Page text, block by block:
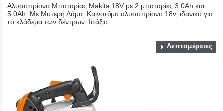
Αλυσοπρίονο Μπαταρίας Makita.18V με 2 μπαταρίες 3.0Αh και
5.0Αh. Με Μυτερή Λάμα. Καινοτόμο αλυσοπρίονο 18v, ιδανικό για
το κλάδεμα των δέντρων. Ισάξιο...
Λεπτομέρειες